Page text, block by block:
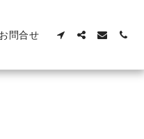
お問合せ